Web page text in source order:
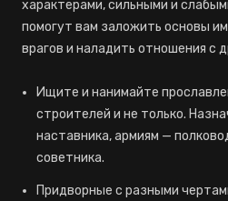
характерами, сильными и
помогут вам заложить основы
врагов и наладить отношения с
Ищите и нанимайте
строителей и не только.
наставника, армиям —
советника.
Придворные с разными